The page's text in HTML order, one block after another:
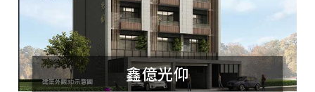
鑫億光仰